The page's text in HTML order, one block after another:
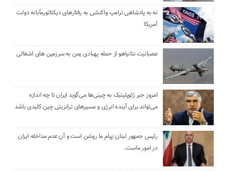
نه به پادشاهی ترامپ واکنشی به رفتارهای دیکتاتورمآبانه دولت
آمریکا
عصبانیت نتانیاهو از حمله پهبادی یمن به سرزمین های اشغالی
امروز جبر ژئوپلیتیک به چینی‌ها می‌گوید ایران تا چه اندازه
می‌تواند برای آینده انرژی و مسیرهای ترانزیتی چین کلیدی باشد
رئیس جمهور لبنان:پیام ما روشن است و آن عدم مداخله ایران
در امور ماست.